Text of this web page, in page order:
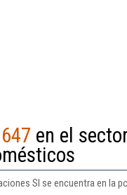
en el
Sl se encuentra en la